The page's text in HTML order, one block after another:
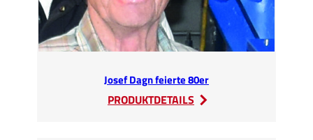
Josef Dagn feierte 80er
PRODUKTDETAILS
: